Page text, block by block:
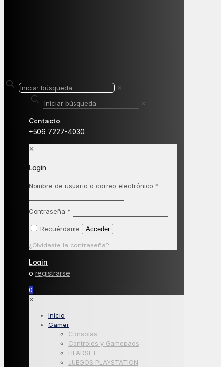
✕
✕
Contacto
+506 7227-4030
✕
Login
Nombre de usuario o correo electrónico *
Contraseña *
Recuérdame Acceder
¿Olvidaste la contraseña?
Login
o registrarse
0
✕
Inicio
Gamer
Consolas
Controles y Gamepads
HEADSET
JUEGOS PLAYSTATION